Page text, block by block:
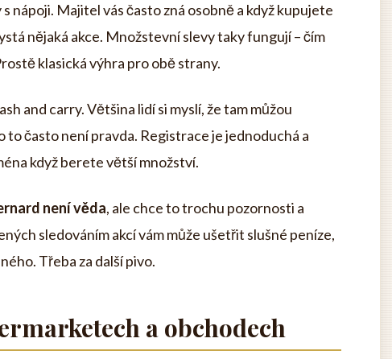
nápoji. Majitel vás často zná osobně a když kupujete
nějaká akce. Množstevní slevy taky fungují – čím
klasická výhra pro obě strany.
and carry. Většina lidí si myslí, že tam můžou
často není pravda. Registrace je jednoduchá a
když berete větší množství.
není věda, ale chce to trochu pozornosti a
sledováním akcí vám může ušetřit slušné peníze,
Třeba za další pivo.
a obchodech